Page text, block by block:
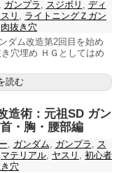
, ガンプラ , スジボリ , ディ
リ , ライトニングＺガン
肉抜き穴
ダム改造第2回目を始め
穴埋め ＨＧとしてはめ
読む
造術：元祖SD ガン
・胸・腰部編
, ガンダム, ガンプラ , ス
マテリアル, ヤスリ , 初心者
穴